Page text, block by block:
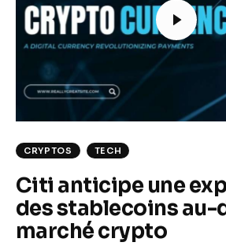
Climate
Markets
Tech
CRYPTOS TECH
Citi anticipe une
des stablecoins au-
marché crypto